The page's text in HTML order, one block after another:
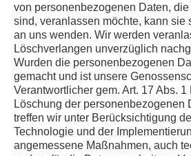
von personenbezogenen Daten,
sind, veranlassen möchte, kann sie
an uns wenden. Wir werden
Löschverlangen unverzüglich
Wurden die personenbezogenen
gemacht und ist unsere
Verantwortlicher gem. Art. 17 Abs. 1
Löschung der personenbezogenen
treffen wir unter Berücksichtigung
Technologie und der
angemessene Maßnahmen, auch